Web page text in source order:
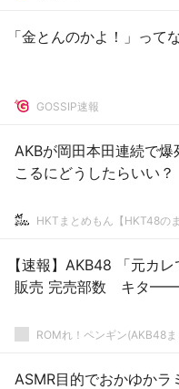
「金とんのかよ！」っ
GOSSIP速報
AKBが岡田本田連続で
こるにどうしたらいい？
HKTまとめもん【HKT48のま
【速報】AKB48 「元カ
販売 完売部数 キタ
ROMれ！ペンギン(AKB48ま
ASMR目的でおかゆかラ